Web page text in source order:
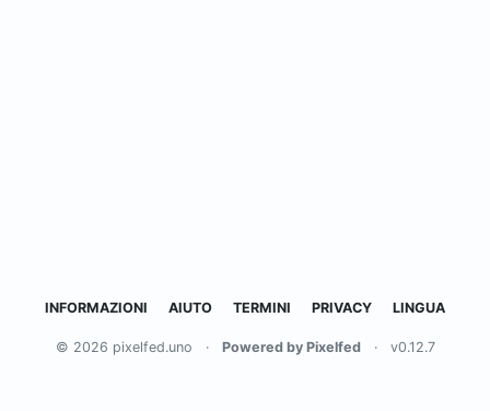
INFORMAZIONI AIUTO TERMINI PRIVACY LINGUA
© 2026 pixelfed.uno · Powered by Pixelfed · v0.12.7